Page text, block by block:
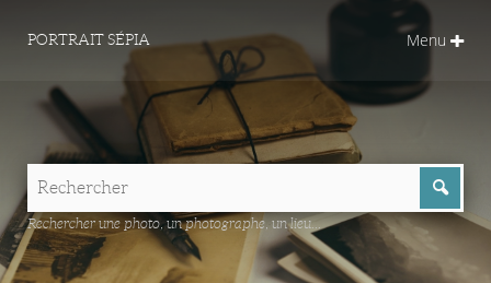
PORTRAIT SÉPIA Menu
Rechercher une photo, un photographe, un lieu...